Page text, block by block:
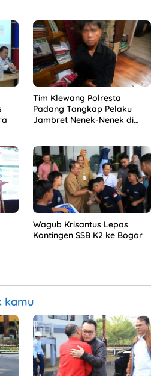
Tim Klewang Polresta
Padang Tangkap Pelaku
Jambret Nenek-Nenek di
Wagub Krisantus Lepas
Kontingen SSB K2 ke Bogor
kamu